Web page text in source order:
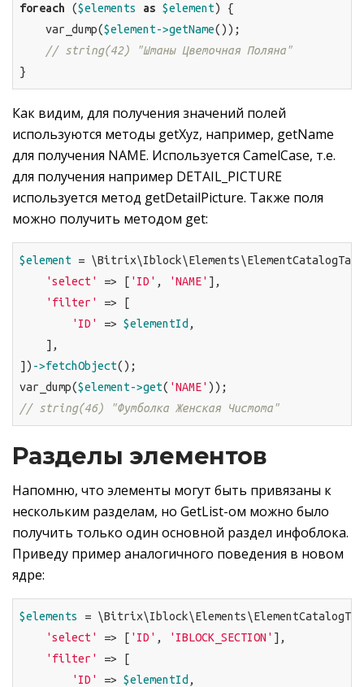
foreach ($elements as $element) {
    var_dump(
$element->getName());
// string(42) "Штаны Цветочная Поляна"
}
Как видим, для получения значений полей
используются методы getXyz, например, getName
для получения NAME. Используется CamelCase, т.е.
для получения например DETAIL_PICTURE
используется метод getDetailPicture. Также поля
можно получить методом get:
$element =
'select'
=> [ 'ID' , 'NAME' ],
'filter'
=> [
'ID'
=> $elementId ,
    ],
]) ->fetchObject();
var_dump($element->get( 'NAME'
// string(46) "Футболка Женская Чистота"
Разделы элементов
Напомню, что элементы могут быть привязаны к
нескольким разделам, но GetList-ом можно было
получить только один основной раздел инфоблока.
Приведу пример аналогичного поведения в новом
ядре:
$elements
=
'select'
=> [ 'ID' , 'IBLOCK_SECTION' ],
'filter'
=> [
'ID'
=> $elementId ,